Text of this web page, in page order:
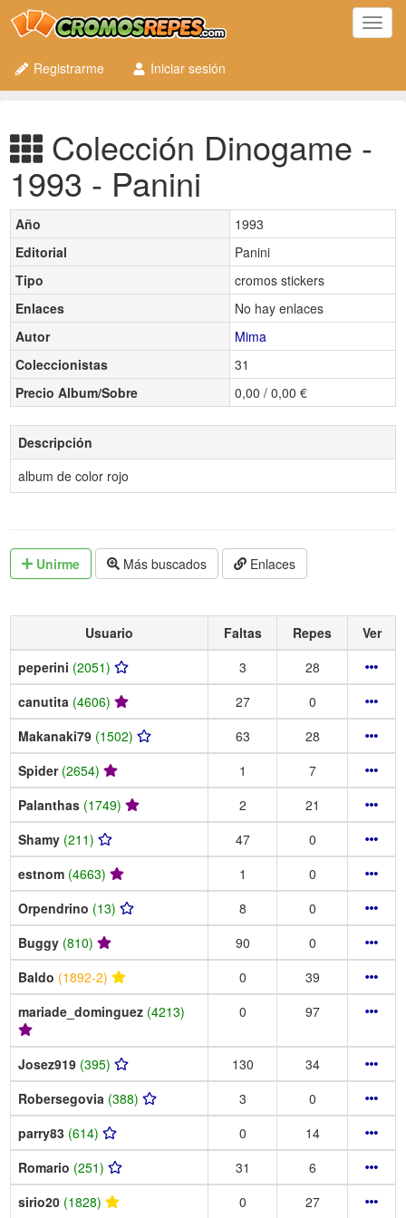
Registrarme
Iniciar sesión
Colección Dinogame -
1993 - Panini
Año
1993
Editorial
Panini
Tipo
cromos stickers
Enlaces
No hay enlaces
Autor
Mima
Coleccionistas
31
Precio Album/Sobre
0,00 / 0,00 €
Descripción
album de color rojo
Unirme Más buscados Enlaces
Usuario Faltas Repes
Ver
peperini (2051) 3
28
canutita (4606) 27
0
Makanaki79 (1502) 63
28
Spider (2654) 1
7
Palanthas (1749) 2
21
Shamy (211) 47
0
estnom (4663) 1
0
Orpendrino (13) 8
0
Buggy (810) 90
0
Baldo (1892-2) 0
39
mariade_dominguez (4213) 0 97
Josez919 (395) 130
34
Robersegovia (388) 3
0
parry83 (614) 0
14
Romario (251) 31
6
sirio20 (1828) 0 27